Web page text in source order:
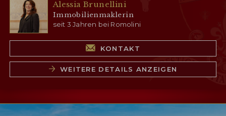
Alessia Brunellini
Immobilienmaklerin
seit 3 Jahren bei Romolini
KONTAKT
WEITERE DETAILS ANZEIGEN